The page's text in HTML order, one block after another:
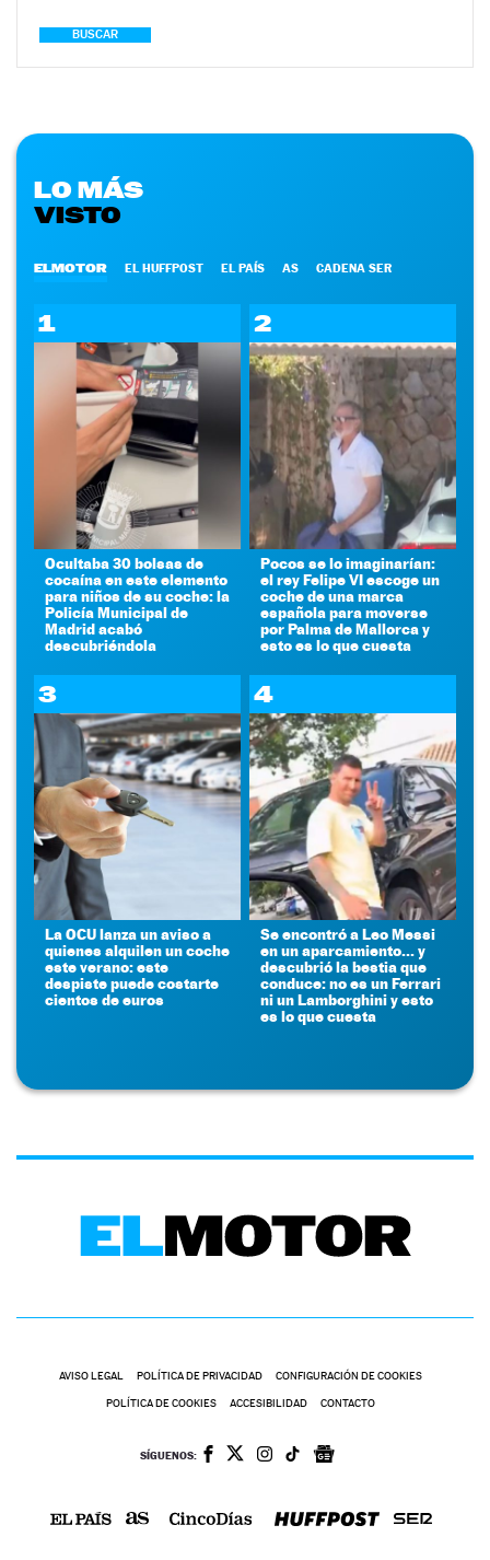
BUSCAR
LO MÁS
VISTO
ELMOTOR EL HUFFPOST EL PAÍS AS CADENA SER
1
Ocultaba 30 bolsas de
cocaína en este elemento
para niños de su coche: la
Policía Municipal de
Madrid acabó
descubriéndola
2
Pocos se lo imaginarían:
el rey Felipe VI escoge un
coche de una marca
española para moverse
por Palma de Mallorca y
esto es lo que cuesta
3
La OCU lanza un aviso a
quienes alquilen un coche
este verano: este
despiste puede costarte
cientos de euros
4
Se encontró a Leo Messi
en un aparcamiento... y
descubrió la bestia que
conduce: no es un Ferrari
ni un Lamborghini y esto
es lo que cuesta
AVISO LEGAL POLÍTICA DE PRIVACIDAD CONFIGURACIÓN DE COOKIES
POLÍTICA DE COOKIES ACCESIBILIDAD CONTACTO
SÍGUENOS: